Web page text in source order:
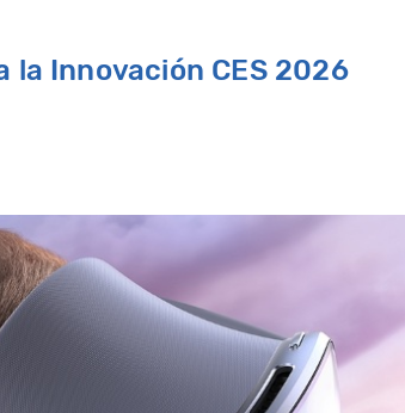
la Innovación CES 2026